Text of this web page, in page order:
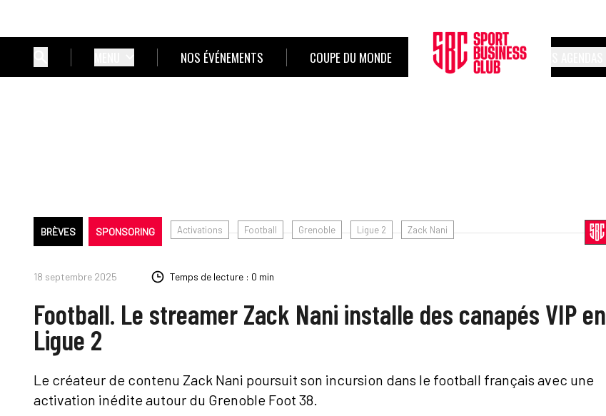
NOS ÉVÉNEMENTS COUPE DU MONDE
BRÈVES SPONSORING Activations Football Grenoble Ligue 2 Zack Nani
18 septembre 2025 Temps de lecture : 0 min
Football. Le streamer Zack Nani installe des canapés VIP en
Ligue 2
Le créateur de contenu Zack Nani poursuit son incursion dans le football français avec une
activation inédite autour du Grenoble Foot 38.